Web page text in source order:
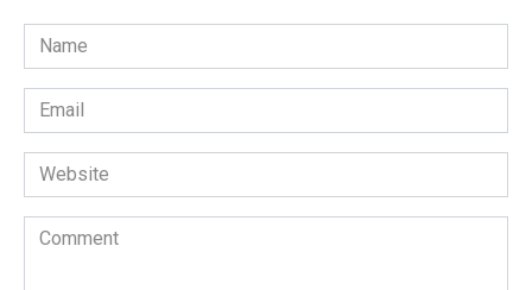
Name
*
Email
*
Website
Comment